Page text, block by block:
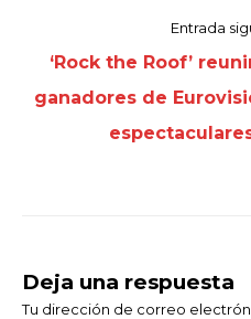
Entrada
‘Rock the Roof’
ganadores de
Deja una respuesta
Tu dirección de correo